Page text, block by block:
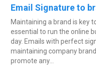
Email Signature to
Maintaining a brand is key
essential to run the online
day. Emails with perfect
maintaining company
promote any...